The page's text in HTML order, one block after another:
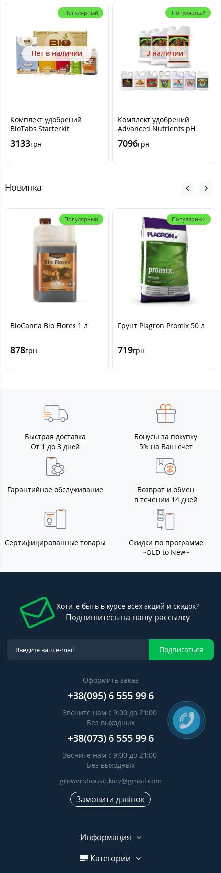
Популярный
Нет в наличии
Комплект удобрений
BioTabs Starterkit
3133грн
Популярный
В наличии
Комплект удобрений
Advanced Nutrients pH
7096грн
Новинка
Популярный
BioCanna Bio Flores 1 л
878грн
Популярный
Грунт Plagron Promix 50 л
719грн
Быстрая доставка
От 1 до 3 дней
Бонусы за покупку
5% на Ваш счет
Гарантийное обслуживание
Возврат и обмен
в течении 14 дней
Сертифицированные товары
Скидки по программе
~OLD to New~
Хотите быть в курсе всех акций и скидок?
Подпишитесь на нашу рассылку
Подписаться
Оформить заказ
+38(095) 6 555 99 6
Звоните нам с 9:00 до 21:00
Без выходных
+38(073) 6 555 99 6
Звоните нам с 9:00 до 21:00
Без выходных
growershouse.kiev@gmail.com
Замовити дзвінок
Информация
Категории